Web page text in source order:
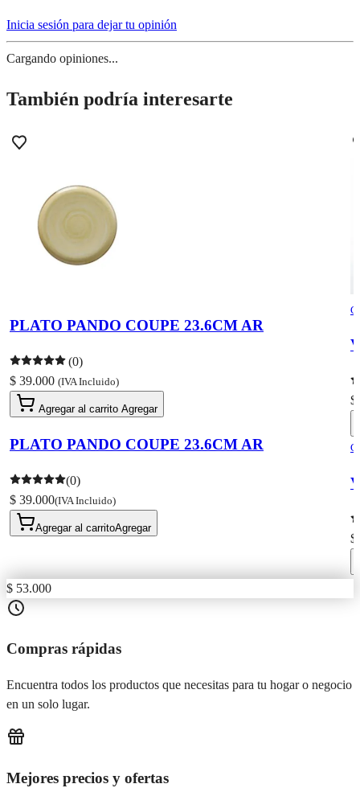
Inicia sesión para dejar tu opinión
Cargando opiniones...
También podría interesarte
PLATO PANDO COUPE 23.6CM AR
(0)
$ 39.000 (IVA Incluido)
Agregar al carrito Agregar
PLATO PANDO COUPE 23.6CM AR
(0)
$ 39.000(IVA Incluido)
Agregar al carritoAgregar
$
$
$ 53.000
Compras rápidas
Encuentra todos los productos que necesitas para tu hogar o negocio
en un solo lugar.
Mejores precios y ofertas